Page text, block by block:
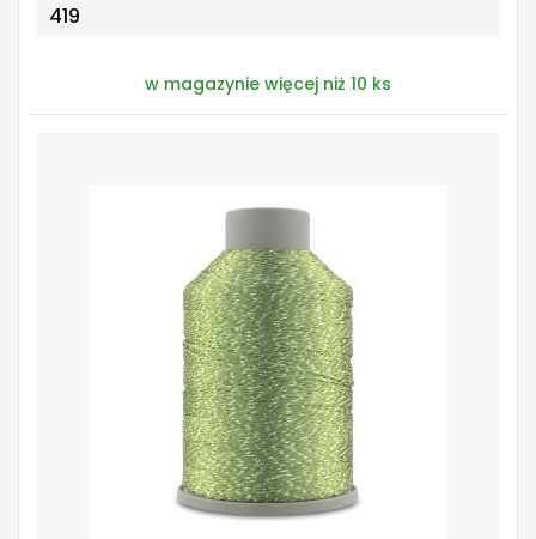
419
w magazynie więcej niż 10 ks